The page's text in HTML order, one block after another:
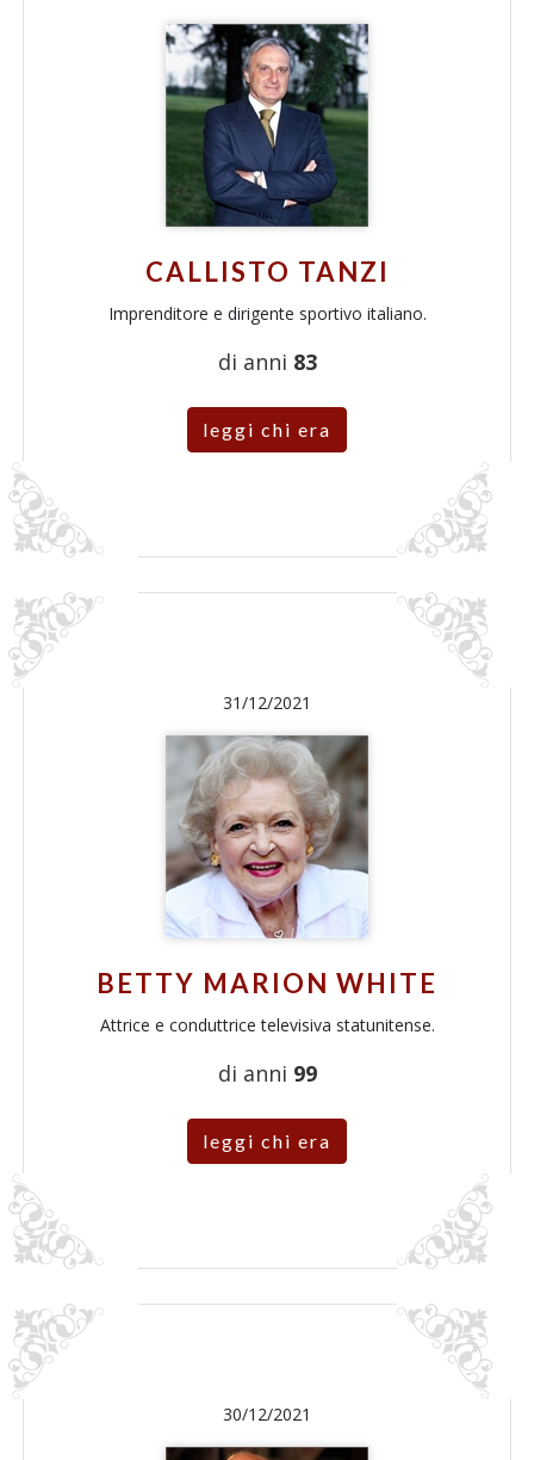
CALLISTO TANZI
Imprenditore e dirigente sportivo italiano.
di anni 83
leggi chi era
31/12/2021
BETTY MARION WHITE
Attrice e conduttrice televisiva statunitense.
di anni 99
leggi chi era
30/12/2021